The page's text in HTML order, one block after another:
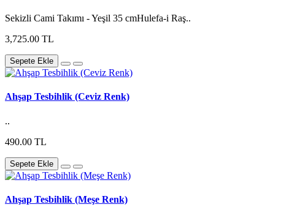
Sekizli Cami Takımı - Yeşil 35 cmHulefa-i Raş..
3,725.00 TL
Sepete Ekle
Ahşap Tesbihlik (Ceviz Renk)
..
490.00 TL
Sepete Ekle
Ahşap Tesbihlik (Meşe Renk)